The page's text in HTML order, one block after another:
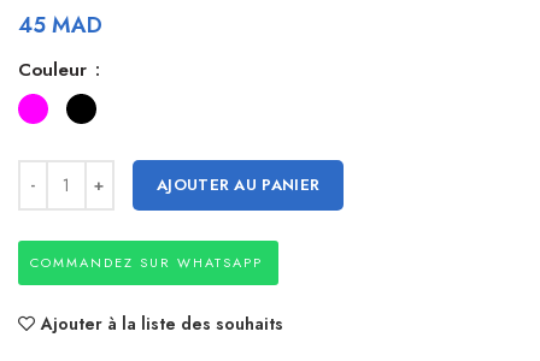
45MAD
Couleur
AJOUTER AU PANIER
COMMANDEZ SUR WHATSAPP
Ajouter à la liste des souhaits